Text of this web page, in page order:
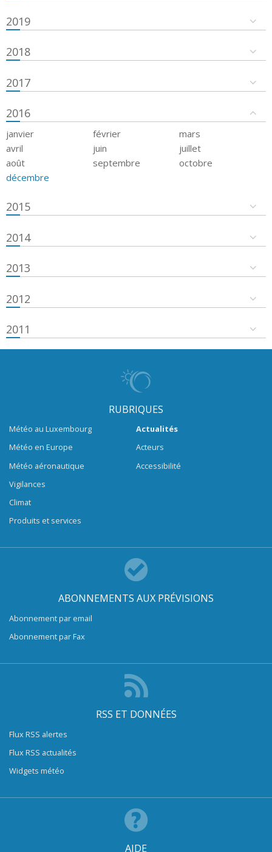
2019
2018
2017
2016
janvier février
mars
avril
juin
juillet
août
septembre
octobre
décembre
2015
2014
2013
2012
2011
RUBRIQUES
Météo au Luxembourg
Météo en Europe
Météo aéronautique
Vigilances
Climat
Produits et services
Actualités
Acteurs
Accessibilité
ABONNEMENTS AUX PRÉVISIONS
Abonnement par email
Abonnement par Fax
RSS ET DONNÉES
Flux RSS alertes
Flux RSS actualités
Widgets météo
AIDE